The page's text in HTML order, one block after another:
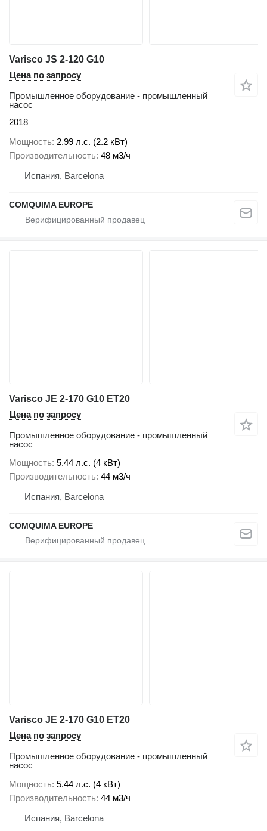
Varisco JS 2-120 G10
Цена по запросу
Промышленное оборудование - промышленный
насос
2018
Мощность 2.99 л.с. (2.2 кВт)
Производительность 48 м3/ч
Испания, Barcelona
COMQUIMA EUROPE
Varisco JE 2-170 G10 ET20
Цена по запросу
Промышленное оборудование - промышленный
насос
Мощность 5.44 л.с. (4 кВт)
Производительность 44 м3/ч
Испания, Barcelona
COMQUIMA EUROPE
Varisco JE 2-170 G10 ET20
Цена по запросу
Промышленное оборудование - промышленный
насос
Мощность 5.44 л.с. (4 кВт)
Производительность 44 м3/ч
Испания, Barcelona